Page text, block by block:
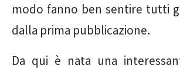
modo fanno ben sentire tutti
dalla prima pubblicazione.
Da qui è nata una